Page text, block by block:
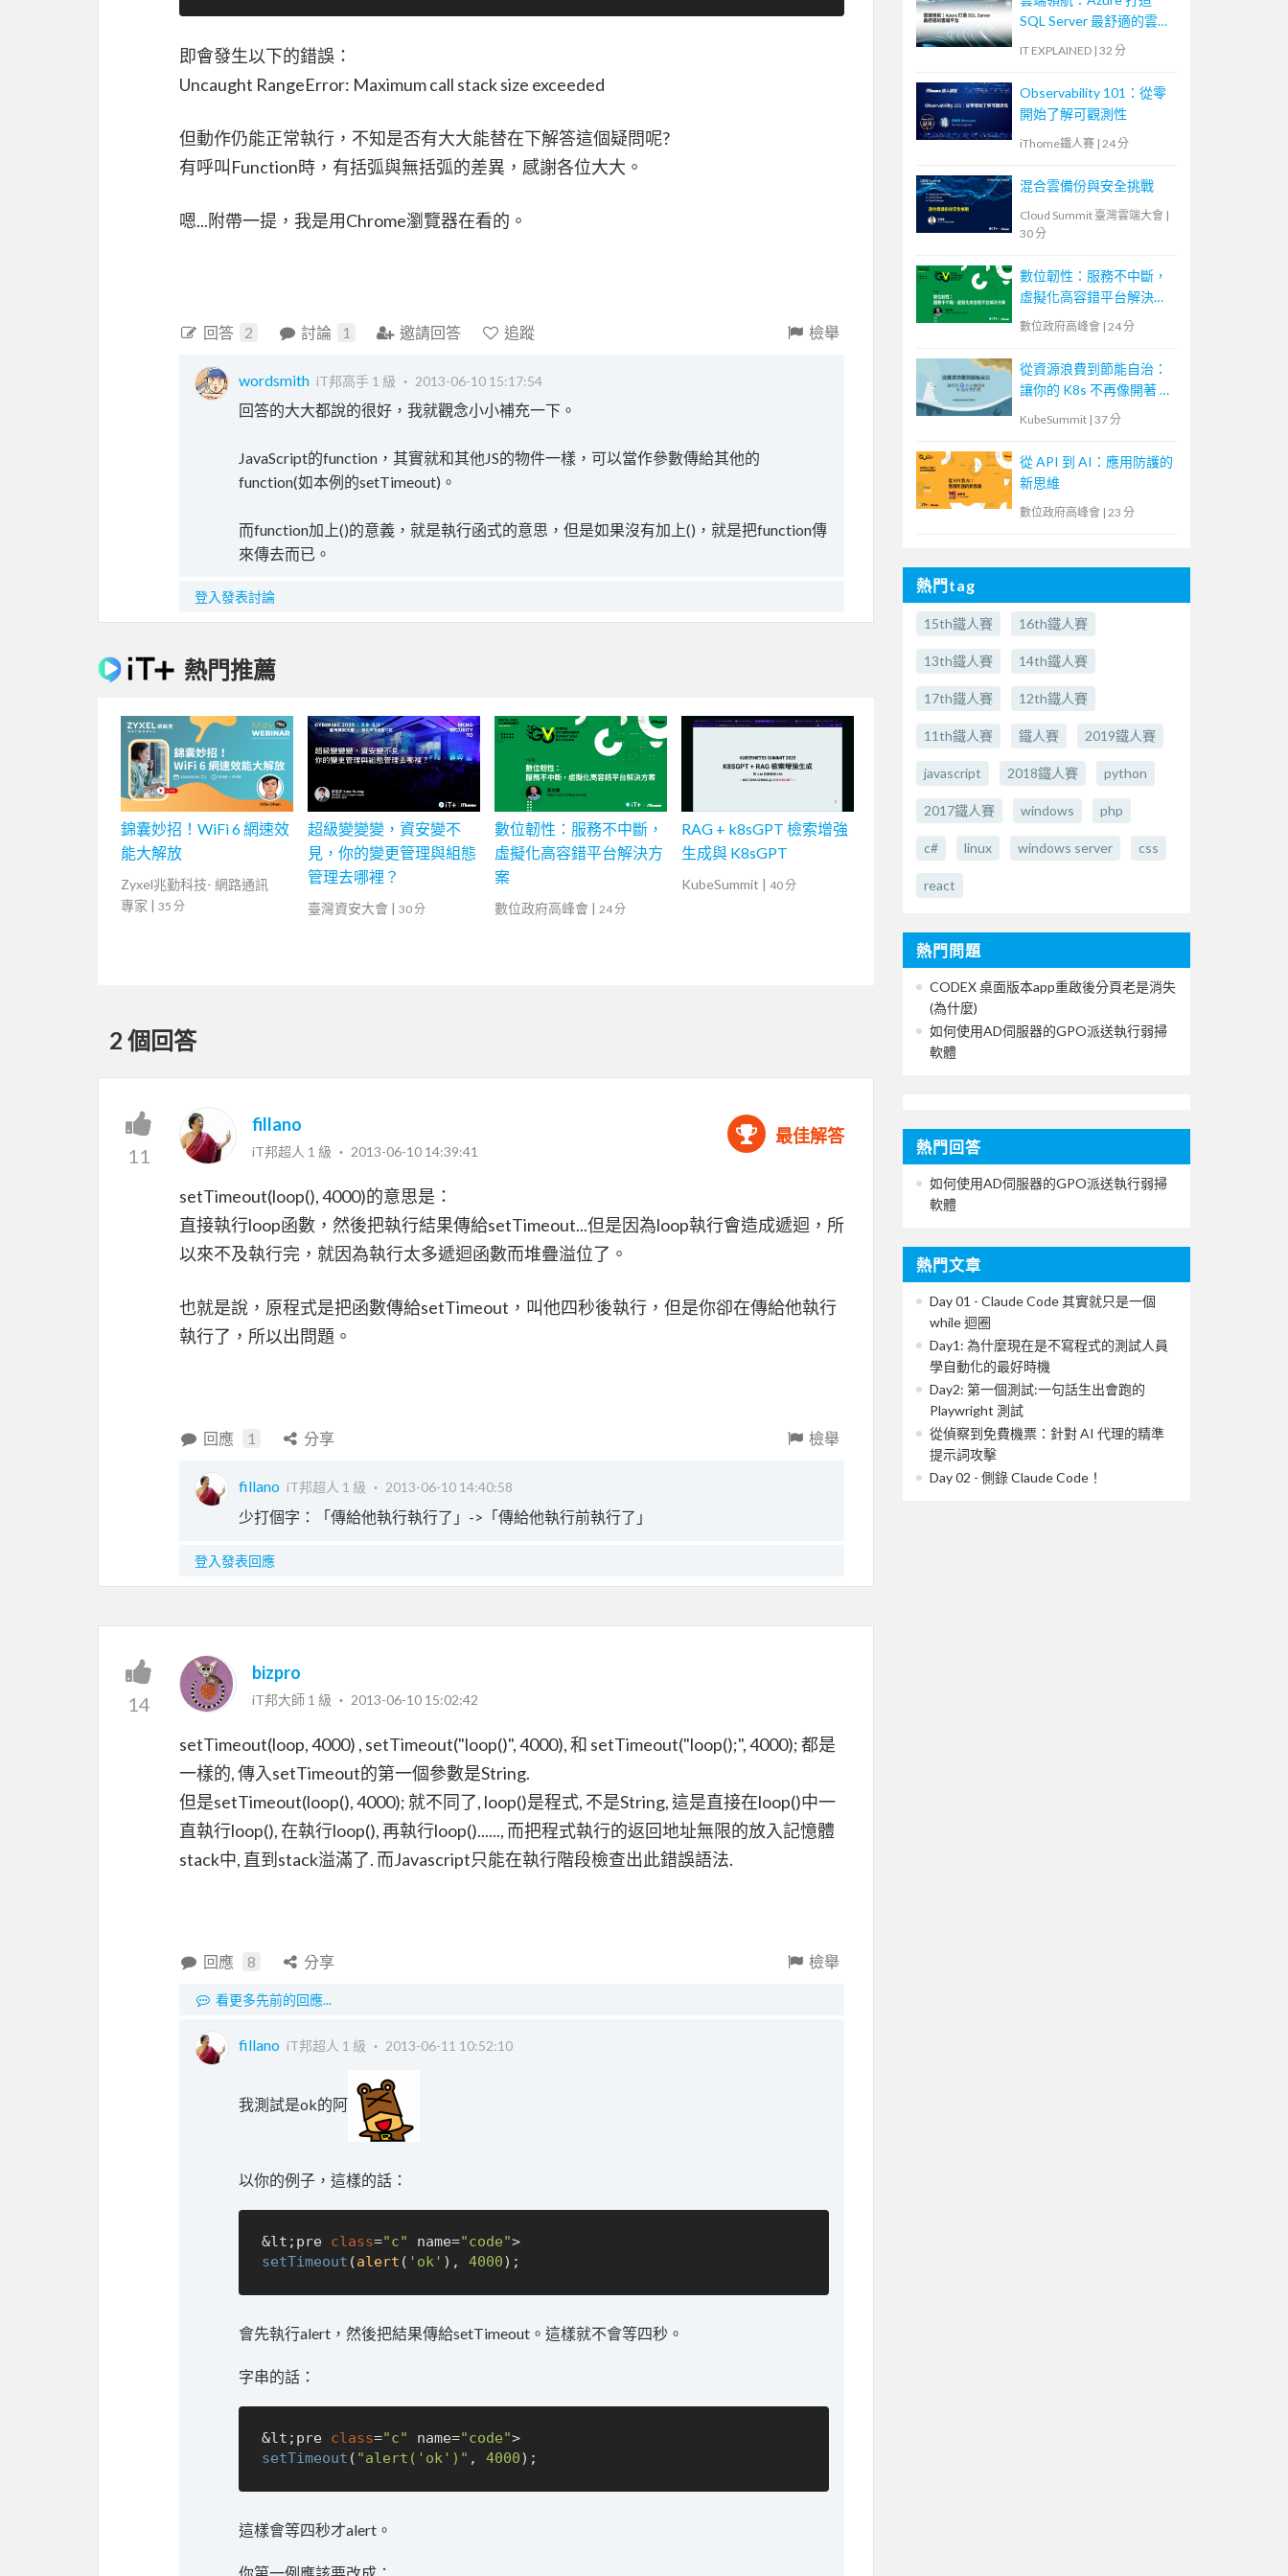
即會發生以下的錯誤：
Uncaught RangeError: Maximum call stack size exceeded
但動作仍能正常執行，不知是否有大大能替在下解答這個疑問呢?
有呼叫Function時，有括弧與無括弧的差異，感謝各位大大。
嗯...附帶一提，我是用Chrome瀏覽器在看的。
回答 2 討論 1 邀請回答 追蹤 檢舉
wordsmith iT邦高手 1 級 ‧ 2013-06-10 15:17:54
回答的大大都說的很好，我就觀念小小補充一下。
JavaScript的function，其實就和其他JS的物件一樣，可以當作參數傳給其他的
function(如本例的setTimeout)。
而function加上()的意義，就是執行函式的意思，但是如果沒有加上()，就是把function傳
來傳去而已。
登入發表討論
熱門推薦
錦囊妙招！WiFi 6 網速效
能大解放
Zyxel兆勤科技- 網路通訊
專家 | 35 分
超級變變變，資安變不
見，你的變更管理與組態
管理去哪裡？
臺灣資安大會 | 30 分
數位韌性：服務不中斷，
虛擬化高容錯平台解決方
案
數位政府高峰會 | 24 分
RAG + k8sGPT 檢索增強
生成與 K8sGPT
KubeSummit | 40 分
2 個回答
11
fillano
iT邦超人 1 級 ‧ 2013-06-10 14:39:41
最佳解答
setTimeout(loop(), 4000)的意思是：
直接執行loop函數，然後把執行結果傳給setTimeout...但是因為loop執行會造成遞迴，所
以來不及執行完，就因為執行太多遞迴函數而堆疊溢位了。
也就是說，原程式是把函數傳給setTimeout，叫他四秒後執行，但是你卻在傳給他執行
執行了，所以出問題。
回應 1 分享 檢舉
fillano iT邦超人 1 級 ‧ 2013-06-10 14:40:58
少打個字：「傳給他執行執行了」->「傳給他執行前執行了」
登入發表回應
14
bizpro
iT邦大師 1 級 ‧ 2013-06-10 15:02:42
setTimeout(loop, 4000) , setTimeout("loop()", 4000), 和 setTimeout("loop();", 4000); 都是
一樣的, 傳入setTimeout的第一個參數是String.
但是setTimeout(loop(), 4000); 就不同了, loop()是程式, 不是String, 這是直接在loop()中一
直執行loop(), 在執行loop(), 再執行loop()......, 而把程式執行的返回地址無限的放入記憶體
stack中, 直到stack溢滿了. 而Javascript只能在執行階段檢查出此錯誤語法.
回應 8 分享 檢舉
看更多先前的回應...
fillano iT邦超人 1 級 ‧ 2013-06-11 10:52:10
我測試是ok的阿
以你的例子，這樣的話：
&lt;pre class="c" name="code" >
setTimeout (alert ( 'ok' ), 4000
會先執行alert，然後把結果傳給setTimeout。這樣就不會等四秒。
字串的話：
&lt;pre class="c" name="code" >
setTimeout ( "alert('ok')" , 4000
這樣會等四秒才alert。
你第一例應該要改成：
SQL Server 最舒適的雲端
IT EXPLAINED | 32 分
Observability 101：從零
開始了解可觀測性
iThome鐵人賽 | 24 分
混合雲備份與安全挑戰
Cloud Summit 臺灣雲端大會 |
30 分
數位韌性：服務不中斷，
虛擬化高容錯平台解決方
案
數位政府高峰會 | 24 分
從資源浪費到節能自治：
讓你的 K8s 不再像開著 N
個分頁的瀏覽器
KubeSummit | 37 分
從 API 到 AI：應用防護的
新思維
數位政府高峰會 | 23 分
熱門tag
15th鐵人賽 16th鐵人賽
13th鐵人賽 14th鐵人賽
17th鐵人賽 12th鐵人賽
11th鐵人賽 鐵人賽 2019鐵人賽
javascript 2018鐵人賽 python
2017鐵人賽 windows php
c# linux windows server css
react
熱門問題
CODEX 桌面版本app重啟後分頁老是消失
(為什麼)
如何使用AD伺服器的GPO派送執行弱掃
軟體
熱門回答
如何使用AD伺服器的GPO派送執行弱掃
軟體
熱門文章
Day 01 - Claude Code 其實就只是一個
while 迴圈
Day1: 為什麼現在是不寫程式的測試人員
學自動化的最好時機
Day2: 第一個測試:一句話生出會跑的
Playwright 測試
從偵察到免費機票：針對 AI 代理的精準
提示詞攻擊
Day 02 - 側錄 Claude Code！